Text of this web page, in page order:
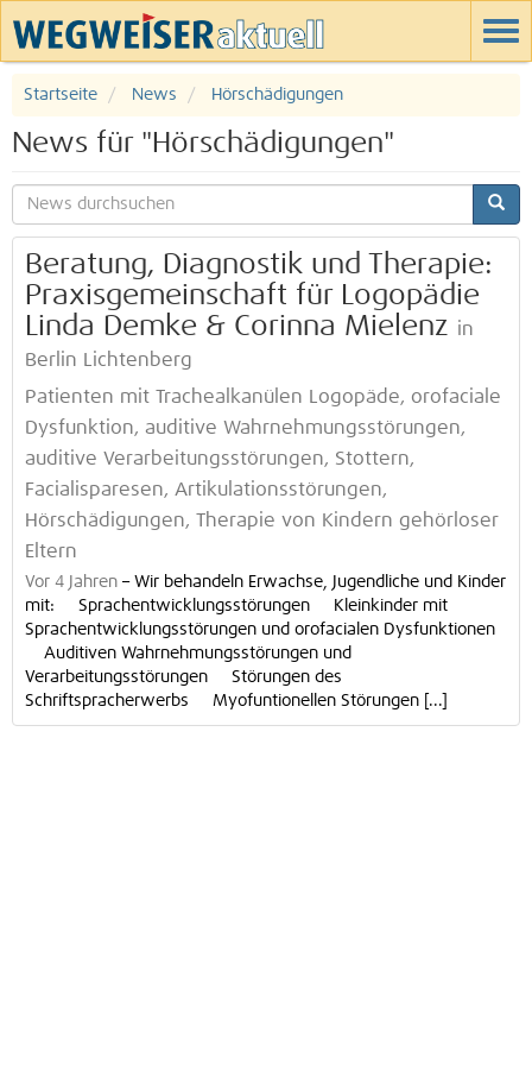
Startseite News Hörschädigungen
News für "Hörschädigungen"
Beratung, Diagnostik und Therapie:
Praxisgemeinschaft für Logopädie
Linda Demke & Corinna Mielenz in
Berlin Lichtenberg
Patienten mit Trachealkanülen Logopäde, orofaciale
Dysfunktion, auditive Wahrnehmungsstörungen,
auditive Verarbeitungsstörungen, Stottern,
Facialisparesen, Artikulationsstörungen,
Hörschädigungen, Therapie von Kindern gehörloser
Eltern
Vor 4 Jahren – Wir behandeln Erwachse, Jugendliche und Kinder
mit: Sprachentwicklungsstörungen Kleinkinder mit
Sprachentwicklungsstörungen und orofacialen Dysfunktionen
Auditiven Wahrnehmungsstörungen und
Verarbeitungsstörungen Störungen des
Schriftspracherwerbs Myofuntionellen Störungen [...]